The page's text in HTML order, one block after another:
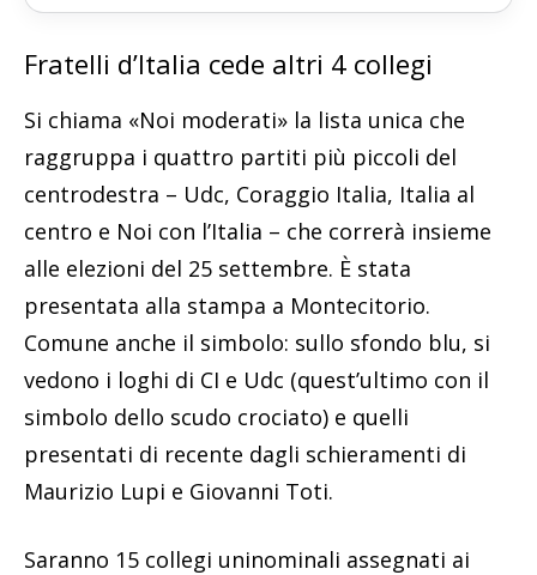
Fratelli d’Italia cede altri 4 collegi
Si chiama «Noi moderati» la lista unica che
raggruppa i quattro partiti più piccoli del
centrodestra – Udc, Coraggio Italia, Italia al
centro e Noi con l’Italia – che correrà insieme
alle elezioni del 25 settembre. È stata
presentata alla stampa a Montecitorio.
Comune anche il simbolo: sullo sfondo blu, si
vedono i loghi di CI e Udc (quest’ultimo con il
simbolo dello scudo crociato) e quelli
presentati di recente dagli schieramenti di
Maurizio Lupi e Giovanni Toti.
Saranno 15 collegi uninominali assegnati ai